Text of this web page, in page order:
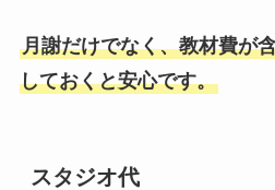
月謝だけでなく、教材費が
しておくと安心です。
スタジオ代